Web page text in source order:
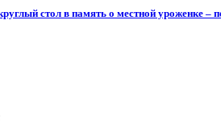
стол в память о местной уроженке